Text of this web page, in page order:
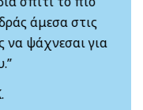
οικονομία που
χρόνια χωρίς
χωρίς δεύτερη
Κώστας Σ.